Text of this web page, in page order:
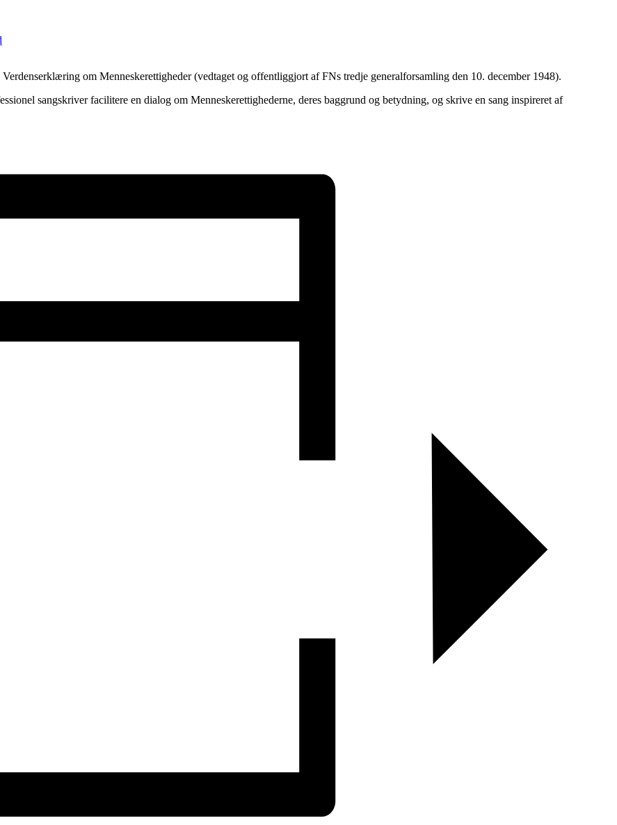
om Menneskerettigheder (vedtaget og offentliggjort af FNs tredje generalforsamling den 10. december 1948).
sangskriver facilitere en dialog om Menneskerettighederne, deres baggrund og betydning, og skrive en sang inspireret af